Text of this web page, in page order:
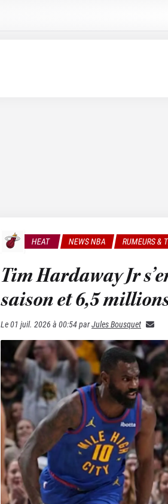
HEAT NEWS NBA RUMEURS &
Tim Hardaway Jr
saison et 6,5
Le01 juil. 2026 à 00:54parJules Bousquet